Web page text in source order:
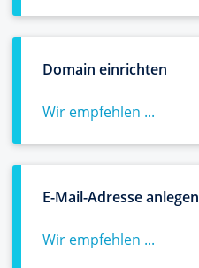
Domain einrichten
Wir empfehlen ...
E-Mail-Adresse anlegen
Wir empfehlen ...